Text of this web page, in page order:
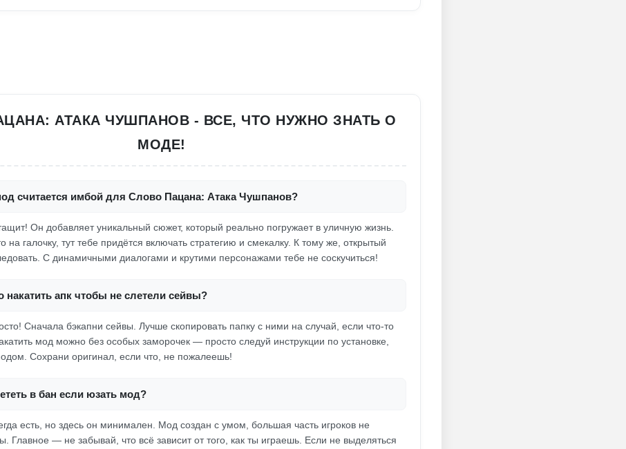
АТАКА ЧУШПАНОВ - ВСЕ, ЧТО НУЖНО ЗНАТЬ О
МОДЕ!
считается имбой для Слово Пацана: Атака Чушпанов?
Он добавляет уникальный сюжет, который реально погружает в уличную жизнь.
на галочку, тут тебе придётся включать стратегию и смекалку. К тому же, открытый
С динамичными диалогами и крутими персонажами тебе не соскучиться!
накатить апк чтобы не слетели сейвы?
Сначала бэкапни сейвы. Лучше скопировать папку с ними на случай, если что-то
мод можно без особых заморочек — просто следуй инструкции по установке,
Сохрани оригинал, если что, не пожалеешь!
в бан если юзать мод?
есть, но здесь он минимален. Мод создан с умом, большая часть игроков не
Главное — не забывай, что всё зависит от того, как ты играешь. Если не выделяться